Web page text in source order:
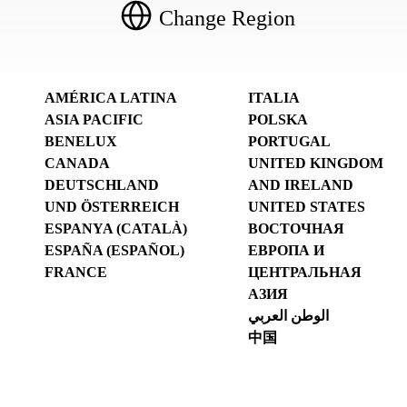
Change Region
AMÉRICA LATINA
ASIA PACIFIC
BENELUX
CANADA
DEUTSCHLAND
UND ÖSTERREICH
ESPANYA (CATALÀ)
ESPAÑA (ESPAÑOL)
FRANCE
ITALIA
POLSKA
PORTUGAL
UNITED KINGDOM
AND IRELAND
UNITED STATES
ВОСТОЧНАЯ
ЕВРОПА И
ЦЕНТРАЛЬНАЯ
АЗИЯ
الوطن العربي
中国